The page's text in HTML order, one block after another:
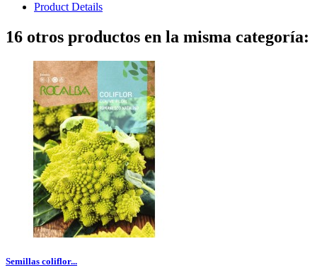
Product Details
16 otros productos en la misma categoría:
Semillas coliflor...